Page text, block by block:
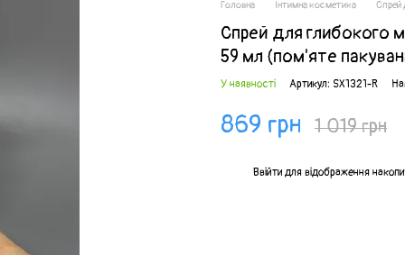
Головна Інтимна косметика Спрей
Спрей для глибокого
59 мл (пом'яте
У наявності Артикул: SX1321-R
869 грн 1 019 грн
Ввійти для відображення